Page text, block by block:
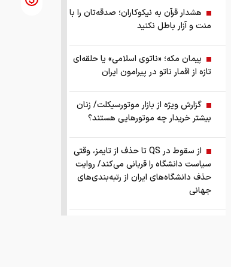
هشدار قرآن به نیکوکاران؛ صدقه‌تان را با
منت و آزار باطل نکنید
پیمان مکه؛ «ناتوی اسلامی» یا حلقه‌ای
تازه از اقمار ناتو در پیرامون ایران
گزارش ویژه از بازار موتورسیکلت/ زنان
بیشتر خریدار چه موتورهایی هستند؟
از سقوط در QS تا حذف از تایمز، وقتی
سیاست دانشگاه را قربانی می‌کند/ روایت
حذف دانشگاه‌های ایران از رتبه‌بندی‌های
جهانی